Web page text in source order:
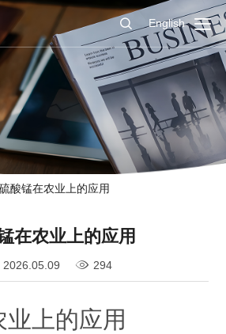
English
硫酸锰在农业上的应用
在农业上的应用
2026.05.09 294
上的应用